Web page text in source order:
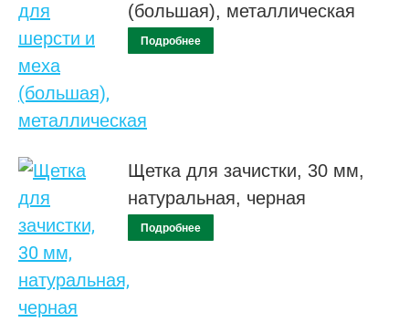
(большая), металлическая
Подробнее
Щетка для зачистки, 30 мм,
натуральная, черная
Подробнее